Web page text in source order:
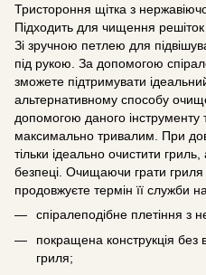
Тристороння щітка з
Підходить для чищення решіток
Зі зручною петлею для
під рукою. За допомогою
зможете підтримувати
альтернативному способу
допомогою даного інструменту
максимально тривалим. При
тільки ідеально очистити
безпеці. Очищаючи грати гриля
продовжуєте термін її служби
спіралеподібне плетіння з
покращена конструкція
гриля;